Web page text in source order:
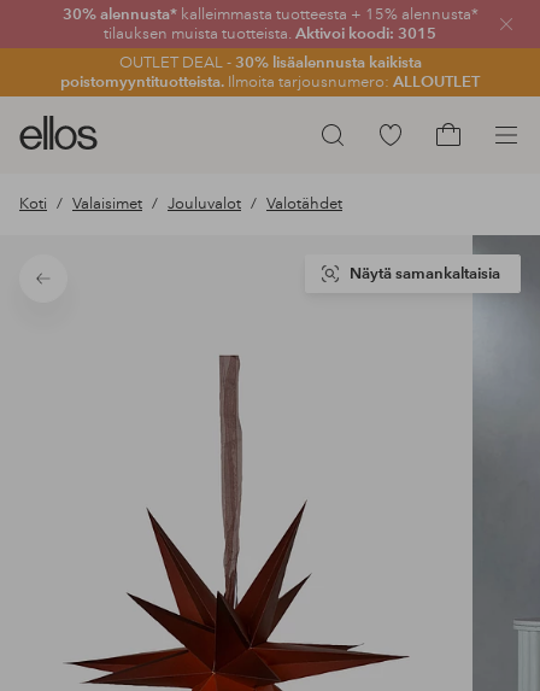
30% alennusta*kalleimmasta tuotteesta + 15% alennusta*
tilauksen muista tuotteista. Aktivoi koodi: 3015
OUTLET DEAL -30% lisäalennusta kaikista
poistomyyntituotteista. Ilmoita tarjousnumero: ALLOUTLET
Sulje
Hae
Ellos-
logo
siirry
Siirry
Koti Valaisimet Jouluvalot Valotähdet
Takaisin
Näytä samankaltaisia